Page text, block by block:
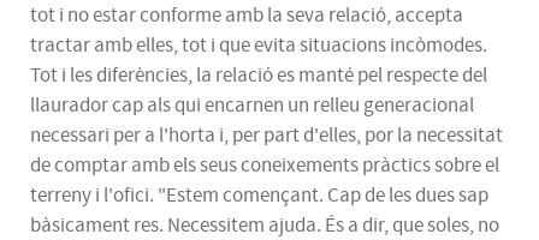
tot i no estar conforme amb la seva relació, accepta
tractar amb elles, tot i que evita situacions incòmodes.
Tot i les diferències, la relació es manté pel respecte del
llaurador cap als qui encarnen un relleu generacional
necessari per a l'horta i, per part d'elles, por la necessitat
de comptar amb els seus coneixements pràctics sobre el
terreny i l'ofici. "Estem començant. Cap de les dues sap
bàsicament res. Necessitem ajuda. És a dir, que soles, no